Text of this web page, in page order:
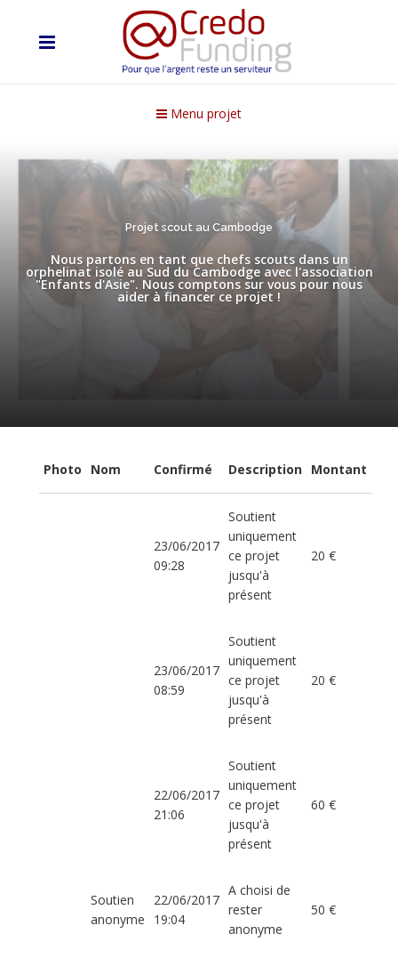
Menu projet
Projet scout au Cambodge
Nous partons en tant que chefs scouts dans un
orphelinat isolé au Sud du Cambodge avec l'association
"Enfants d'Asie". Nous comptons sur vous pour nous
aider à financer ce projet !
Photo Nom Confirmé Description Montant
23/06/2017
09:28
Soutient
uniquement
ce projet
jusqu'à
présent
20 €
23/06/2017
08:59
Soutient
uniquement
ce projet
jusqu'à
présent
20 €
22/06/2017
21:06
Soutient
uniquement
ce projet
jusqu'à
présent
60 €
Soutien
anonyme
22/06/2017
19:04
A choisi de
rester
anonyme
50 €